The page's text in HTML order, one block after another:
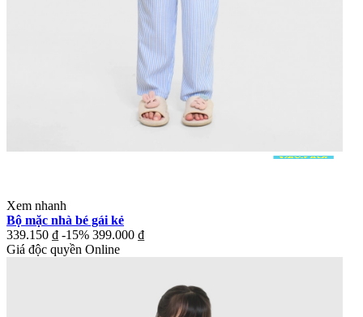
Xem nhanh
Bộ mặc nhà bé gái kẻ
339.150 ₫ -15% 399.000 ₫
Giá độc quyền Online